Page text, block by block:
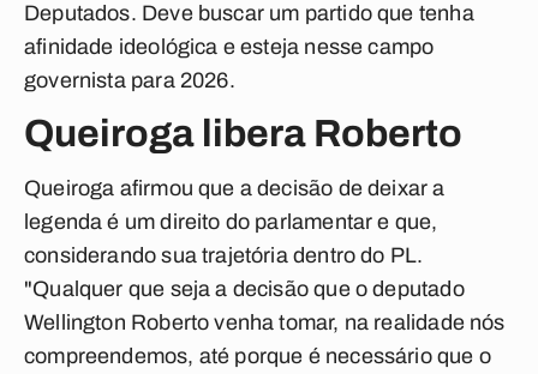
Deputados. Deve buscar um partido que tenha
afinidade ideológica e esteja nesse campo
governista para 2026.
Queiroga libera Roberto
Queiroga afirmou que a decisão de deixar a
legenda é um direito do parlamentar e que,
considerando sua trajetória dentro do PL.
"Qualquer que seja a decisão que o deputado
Wellington Roberto venha tomar, na realidade nós
compreendemos, até porque é necessário que o